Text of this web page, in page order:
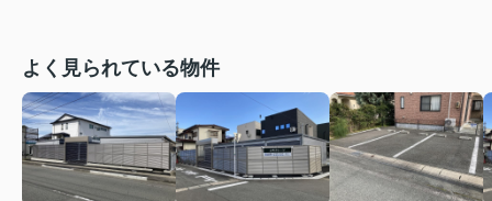
よく見られている物件